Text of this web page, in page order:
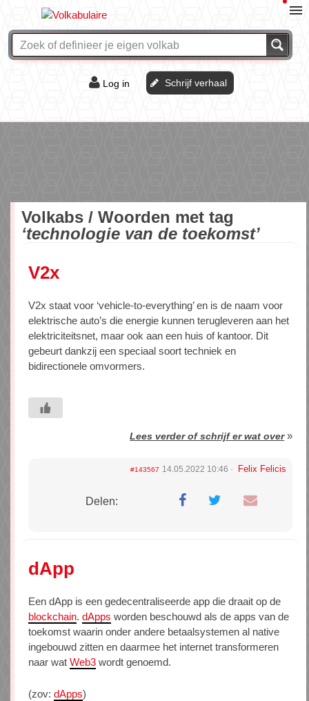
Log in Schrijf verhaal
Volkabs / Woorden met tag
‘technologie van de toekomst’
V2x
V2x staat voor ‘vehicle-to-everything’ en is de naam voor
elektrische auto’s die energie kunnen terugleveren aan het
elektriciteitsnet, maar ook aan een huis of kantoor. Dit
gebeurt dankzij een speciaal soort techniek en
bidirectionele omvormers.
Lees verder of schrijf er wat over»
#143567 14.05.2022 10:46 Felix Felicis
Delen:
dApp
Een dApp is een gedecentraliseerde app die draait op de
blockchain. dApps worden beschouwd als de apps van de
toekomst waarin onder andere betaalsystemen al native
ingebouwd zitten en daarmee het internet transformeren
naar wat Web3 wordt genoemd.
(zov: dApps)